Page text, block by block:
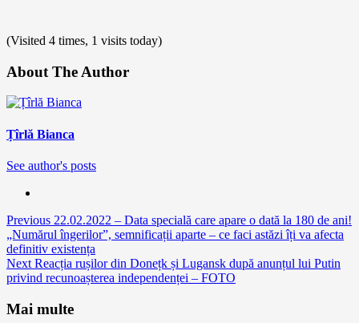
(Visited 4 times, 1 visits today)
About The Author
Țîrlă Bianca
See author's posts
Continue
Reading
Previous 22.02.2022 – Data specială care apare o dată la 180 de ani!
„Numărul îngerilor”, semnificații aparte – ce faci astăzi îți va afecta
definitiv existența
Next Reacția rușilor din Donețk și Lugansk după anunțul lui Putin
privind recunoașterea independenței – FOTO
Mai multe